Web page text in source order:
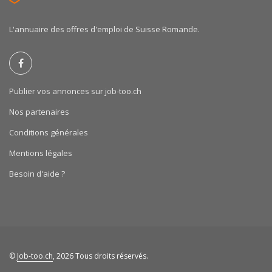
L'annuaire des offres d'emploi de Suisse Romande.
Publier vos annonces sur job-too.ch
Nos partenaires
Conditions générales
Mentions légales
Besoin d'aide ?
© Job-too.ch, 2026 Tous droits réservés.